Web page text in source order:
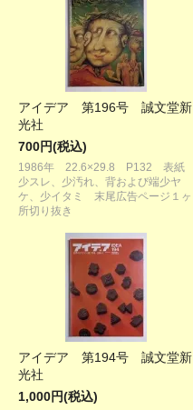
アイデア 第196号 誠文堂新
光社
700円(税込)
1986年 22.6×29.8 P132 表紙
少スレ、少汚れ、背および端少ヤ
ケ、少イタミ 末尾広告ページ１ヶ
所切り抜き
アイデア 第194号 誠文堂新
光社
1,000円(税込)